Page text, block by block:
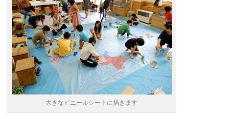
大きなビニールシートに描きます